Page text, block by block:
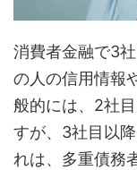
消費者金融で3
の人の信用情報
般的には、2社
すが、3社目以
れは、多重債務